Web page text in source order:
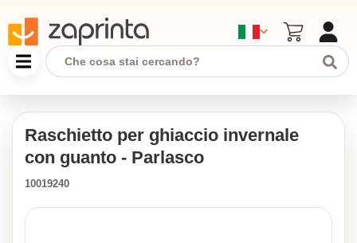
Raschietto per ghiaccio invernale
con guanto - Parlasco
10019240